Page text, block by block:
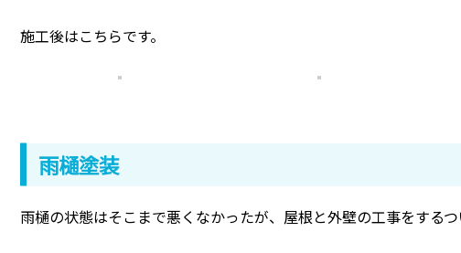
施工後はこちらです。
雨樋塗装
雨樋の状態はそこまで悪くなかったが、屋根と外壁の工事をする